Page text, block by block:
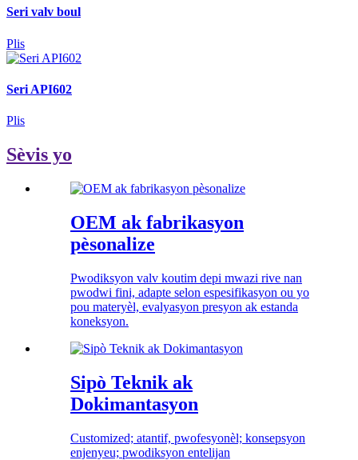
Seri valv boul
Plis
Seri API602
Plis
Sèvis yo
OEM ak fabrikasyon
pèsonalize
Pwodiksyon valv koutim depi mwazi rive nan
pwodwi fini, adapte selon espesifikasyon ou yo
pou materyèl, evalyasyon presyon ak estanda
koneksyon.
Sipò Teknik ak
Dokimantasyon
Customized; atantif, pwofesyonèl; konsepsyon
enjenyeu; pwodiksyon entelijan